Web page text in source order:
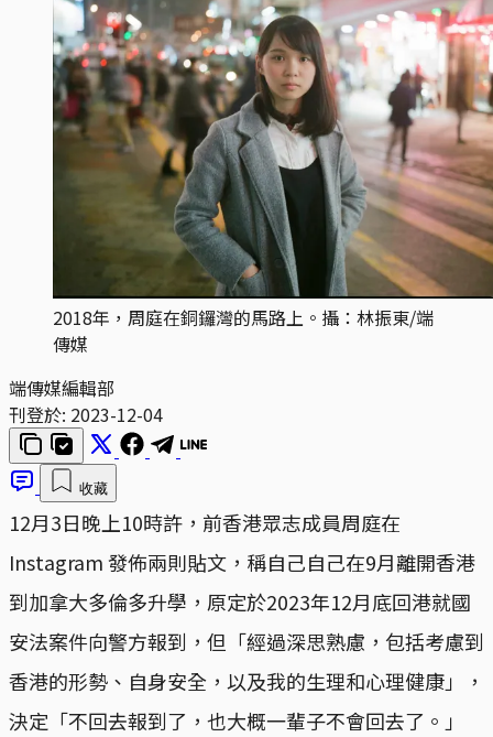
2018年，周庭在銅鑼灣的馬路上。攝：林振東/端
傳媒
端傳媒編輯部
刊登於: 2023-12-04
收藏
12月3日晚上10時許，前香港眾志成員周庭在
Instagram 發佈兩則貼文，稱自己自己在9月離開香港
到加拿大多倫多升學，原定於2023年12月底回港就國
安法案件向警方報到，但「經過深思熟慮，包括考慮到
香港的形勢、自身安全，以及我的生理和心理健康」，
決定「不回去報到了，也大概一輩子不會回去了。」